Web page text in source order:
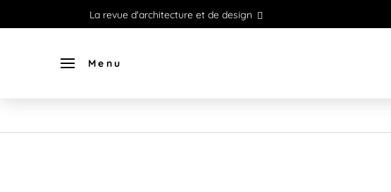
La revue d'architecture et de design
Menu